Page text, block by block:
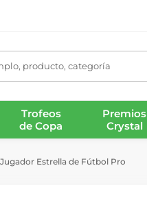
producto, categoría
Trofeos
de Copa
Premios
Crystal
Estrella de Fútbol Pro